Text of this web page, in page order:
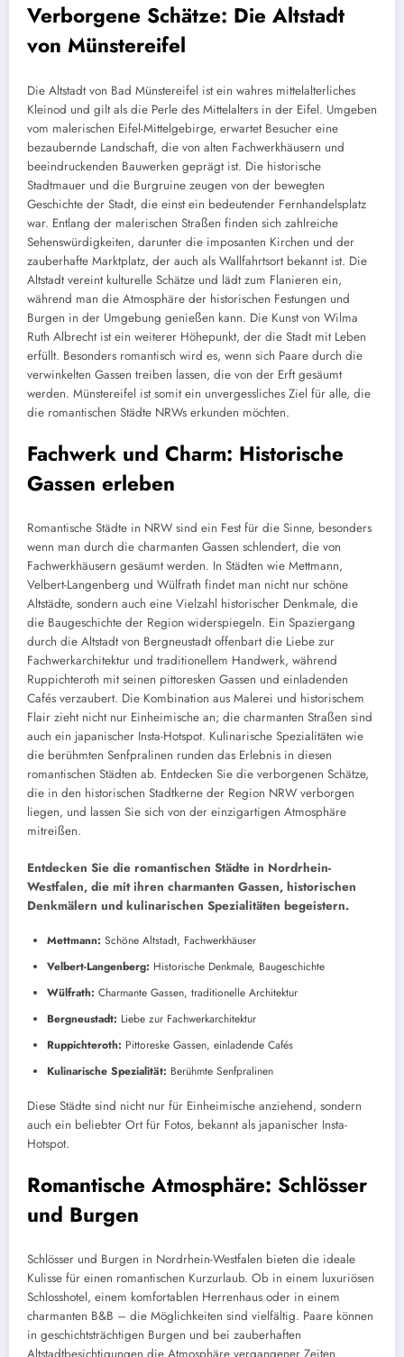
Verborgene Schätze: Die Altstadt
von Münstereifel
Die Altstadt von Bad Münstereifel ist ein wahres mittelalterliches
Kleinod und gilt als die Perle des Mittelalters in der Eifel. Umgeben
vom malerischen Eifel-Mittelgebirge, erwartet Besucher eine
bezaubernde Landschaft, die von alten Fachwerkhäusern und
beeindruckenden Bauwerken geprägt ist. Die historische
Stadtmauer und die Burgruine zeugen von der bewegten
Geschichte der Stadt, die einst ein bedeutender Fernhandelsplatz
war. Entlang der malerischen Straßen finden sich zahlreiche
Sehenswürdigkeiten, darunter die imposanten Kirchen und der
zauberhafte Marktplatz, der auch als Wallfahrtsort bekannt ist. Die
Altstadt vereint kulturelle Schätze und lädt zum Flanieren ein,
während man die Atmosphäre der historischen Festungen und
Burgen in der Umgebung genießen kann. Die Kunst von Wilma
Ruth Albrecht ist ein weiterer Höhepunkt, der die Stadt mit Leben
erfüllt. Besonders romantisch wird es, wenn sich Paare durch die
verwinkelten Gassen treiben lassen, die von der Erft gesäumt
werden. Münstereifel ist somit ein unvergessliches Ziel für alle, die
die romantischen Städte NRWs erkunden möchten.
Fachwerk und Charm: Historische
Gassen erleben
Romantische Städte in NRW sind ein Fest für die Sinne, besonders
wenn man durch die charmanten Gassen schlendert, die von
Fachwerkhäusern gesäumt werden. In Städten wie Mettmann,
Velbert-Langenberg und Wülfrath findet man nicht nur schöne
Altstädte, sondern auch eine Vielzahl historischer Denkmale, die
die Baugeschichte der Region widerspiegeln. Ein Spaziergang
durch die Altstadt von Bergneustadt offenbart die Liebe zur
Fachwerkarchitektur und traditionellem Handwerk, während
Ruppichteroth mit seinen pittoresken Gassen und einladenden
Cafés verzaubert. Die Kombination aus Malerei und historischem
Flair zieht nicht nur Einheimische an; die charmanten Straßen sind
auch ein japanischer Insta-Hotspot. Kulinarische Spezialitäten wie
die berühmten Senfpralinen runden das Erlebnis in diesen
romantischen Städten ab. Entdecken Sie die verborgenen Schätze,
die in den historischen Stadtkerne der Region NRW verborgen
liegen, und lassen Sie sich von der einzigartigen Atmosphäre
mitreißen.
Entdecken Sie die romantischen Städte in Nordrhein-
Westfalen, die mit ihren charmanten Gassen, historischen
Denkmälern und kulinarischen Spezialitäten begeistern.
Mettmann: Schöne Altstadt, Fachwerkhäuser
Velbert-Langenberg: Historische Denkmale, Baugeschichte
Wülfrath: Charmante Gassen, traditionelle Architektur
Bergneustadt: Liebe zur Fachwerkarchitektur
Ruppichteroth: Pittoreske Gassen, einladende Cafés
Kulinarische Spezialität: Berühmte Senfpralinen
Diese Städte sind nicht nur für Einheimische anziehend, sondern
auch ein beliebter Ort für Fotos, bekannt als japanischer Insta-
Hotspot.
Romantische Atmosphäre: Schlösser
und Burgen
Schlösser und Burgen in Nordrhein-Westfalen bieten die ideale
Kulisse für einen romantischen Kurzurlaub. Ob in einem luxuriösen
Schlosshotel, einem komfortablen Herrenhaus oder in einem
charmanten B&B – die Möglichkeiten sind vielfältig. Paare können
in geschichtsträchtigen Burgen und bei zauberhaften